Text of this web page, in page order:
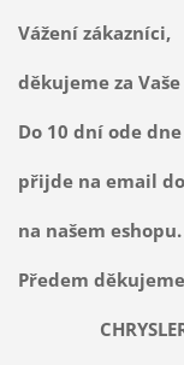
Vážení zákazníci,
děkujeme za
Do 10 dní ode
přijde na email
na našem eshopu.
Předem
CHRYSLER